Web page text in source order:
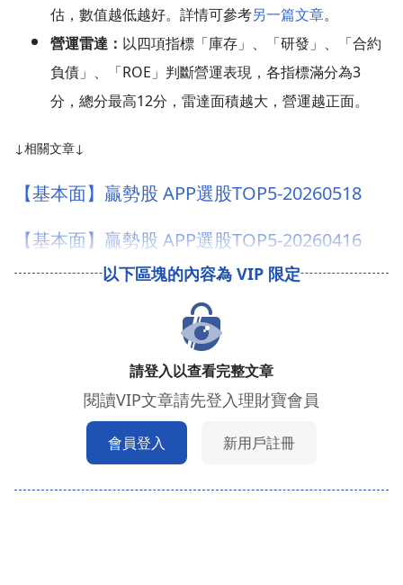
估，數值越低越好。詳情可參考另一篇文章。
營運雷達： 以四項指標「庫存」、「研發」、「合約
負債」、「ROE」判斷營運表現，各指標滿分為3
分，總分最高12分，雷達面積越大，營運越正面。
↓相關文章↓
【基本面】贏勢股 APP選股TOP5-20260518
【基本面】贏勢股 APP選股TOP5-20260416
請登入以查看完整文章
閱讀VIP文章請先登入理財寶會員
會員登入 新用戶註冊